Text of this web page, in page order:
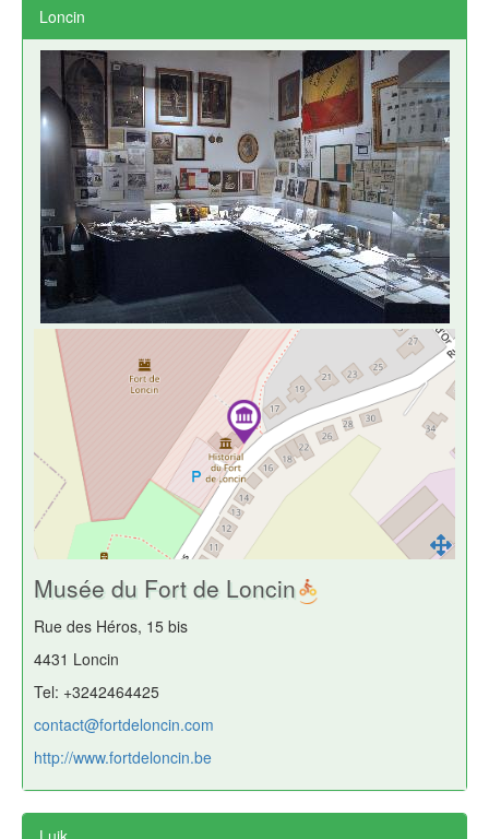
Loncin
Musée du Fort de Loncin
Rue des Héros, 15 bis
4431 Loncin
Tel: +3242464425
contact@fortdeloncin.com
http://www.fortdeloncin.be